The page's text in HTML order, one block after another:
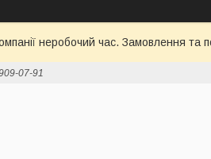
неробочий час. Замовлення та
07-91